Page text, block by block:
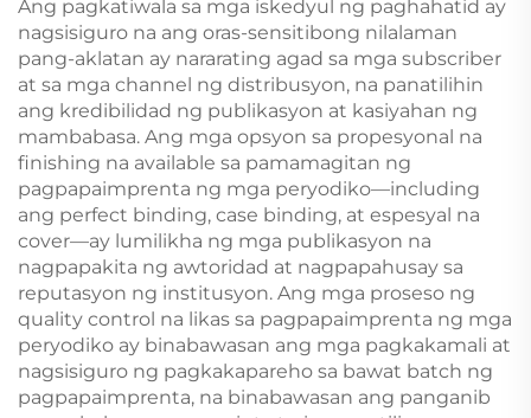
Ang pagkatiwala sa mga iskedyul ng paghahatid ay
nagsisiguro na ang oras-sensitibong nilalaman
pang-aklatan ay nararating agad sa mga subscriber
at sa mga channel ng distribusyon, na panatilihin
ang kredibilidad ng publikasyon at kasiyahan ng
mambabasa. Ang mga opsyon sa propesyonal na
finishing na available sa pamamagitan ng
pagpapaimprenta ng mga peryodiko—including
ang perfect binding, case binding, at espesyal na
cover—ay lumilikha ng mga publikasyon na
nagpapakita ng awtoridad at nagpapahusay sa
reputasyon ng institusyon. Ang mga proseso ng
quality control na likas sa pagpapaimprenta ng mga
peryodiko ay binabawasan ang mga pagkakamali at
nagsisiguro ng pagkakapareho sa bawat batch ng
pagpapaimprenta, na binabawasan ang panganib